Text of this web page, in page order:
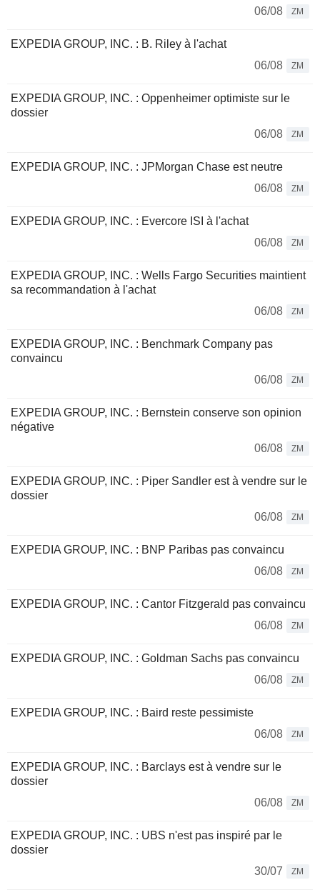
06/08 ZM
EXPEDIA GROUP, INC. : B. Riley à l'achat
06/08
ZM
EXPEDIA GROUP, INC. : Oppenheimer optimiste sur le
dossier
06/08
ZM
EXPEDIA GROUP, INC. : JPMorgan Chase est neutre
06/08
ZM
EXPEDIA GROUP, INC. : Evercore ISI à l'achat
06/08
ZM
EXPEDIA GROUP, INC. : Wells Fargo Securities maintient
sa recommandation à l'achat
06/08
ZM
EXPEDIA GROUP, INC. : Benchmark Company pas
convaincu
06/08
ZM
EXPEDIA GROUP, INC. : Bernstein conserve son opinion
négative
06/08
ZM
EXPEDIA GROUP, INC. : Piper Sandler est à vendre sur le
dossier
06/08
ZM
EXPEDIA GROUP, INC. : BNP Paribas pas convaincu
06/08
ZM
EXPEDIA GROUP, INC. : Cantor Fitzgerald pas convaincu
06/08
ZM
EXPEDIA GROUP, INC. : Goldman Sachs pas convaincu
06/08
ZM
EXPEDIA GROUP, INC. : Baird reste pessimiste
06/08
ZM
EXPEDIA GROUP, INC. : Barclays est à vendre sur le
dossier
06/08
ZM
EXPEDIA GROUP, INC. : UBS n'est pas inspiré par le
dossier
30/07
ZM